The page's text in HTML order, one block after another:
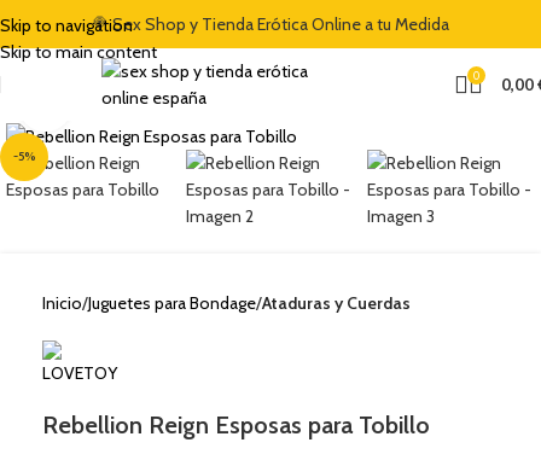
Skip to navigation
Skip to main content
🍭 Sex Shop y Tienda Erótica Online a tu Medida
0 0,00
-5%
Clic para ampliar
Inicio Juguetes para Bondage Ataduras y Cuerdas
Rebellion Reign Esposas para Tobillo